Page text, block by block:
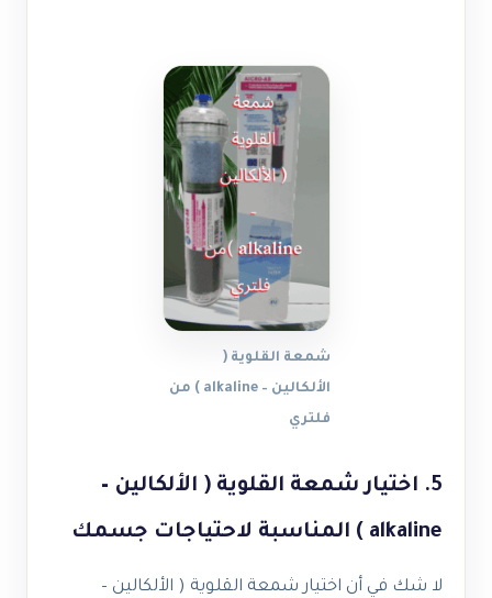
شمعة القلوية (
الألكالين – alkaline ) من
فلتري
5. اختيار شمعة القلوية ( الألكالين –
alkaline ) المناسبة لاحتياجات جسمك
لا شك في أن اختيار شمعة القلوية ( الألكالين –